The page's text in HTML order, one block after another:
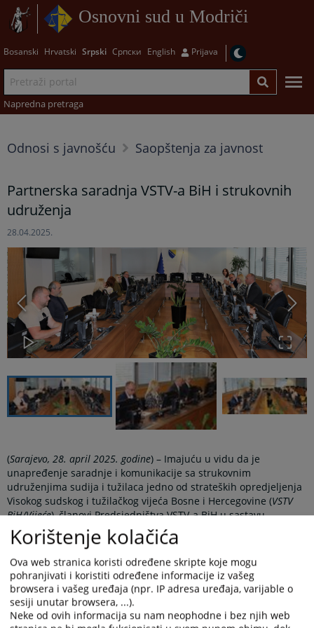
Osnovni sud u Modriči
Bosanski Hrvatski Srpski Српски English Prijava
Napredna pretraga
Odnosi s javnošću Saopštenja za javnost
Partnerska saradnja VSTV-a BiH i strukovnih
udruženja
28.04.2025.
(Sarajevo, 28. april 2025. godine) – Imajuću u vidu da je
unapređenje saradnje i komunikacije sa strukovnim
udruženjima sudija i tužilaca jedno od strateških opredjeljenja
Visokog sudskog i tužilačkog vijeća Bosne i Hercegovine (VSTV
BiH/Vijeće), članovi Predsjedništva VSTV-a BiH u sastavu
predsjednik Sanin Bogunić, potpredsjednici Sanela
Gorušanović Butigan i Velimir Ninković i stalni član Vijeća Sedin
Idrizović, održali su sastanak sa strukovim udruženjima sudija i
tužilaca u Bosni i Hercegovini.
Ispred strukovnih udruženja, sastanku su prisustvovali Halida
Vrabac, zamjenica predsjednice Udruženja tužilaca Republike
Srpske (RS), Duško Miloica, predsjednik Udruženje sudija Bosne
Korištenje kolačića
Ova web stranica koristi određene skripte koje mogu
pohranjivati i koristiti određene informacije iz vašeg
browsera i vašeg uređaja (npr. IP adresa uređaja, varijable o
sesiji unutar browsera, ...).
Neke od ovih informacija su nam neophodne i bez njih web